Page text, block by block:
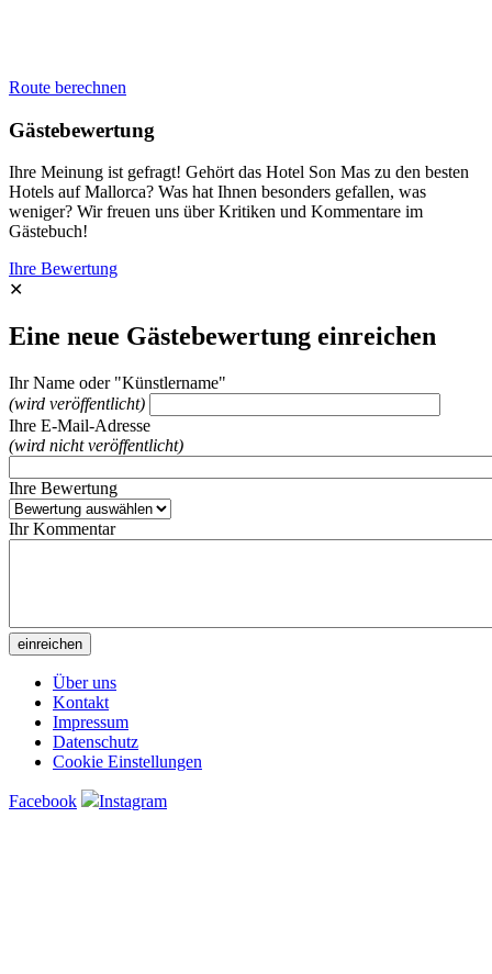
Route berechnen
Gästebewertung
Ihre Meinung ist gefragt! Gehört das Hotel Son Mas zu den besten
Hotels auf Mallorca? Was hat Ihnen besonders gefallen, was
weniger? Wir freuen uns über Kritiken und Kommentare im
Gästebuch!
Ihre Bewertung
✕
Eine neue Gästebewertung einreichen
Ihr Name oder "Künstlername"
(wird veröffentlicht)
Ihre E-Mail-Adresse
(wird nicht veröffentlicht)
Ihre Bewertung
Ihr Kommentar
Über uns
Kontakt
Impressum
Datenschutz
Cookie Einstellungen
Facebook Instagram